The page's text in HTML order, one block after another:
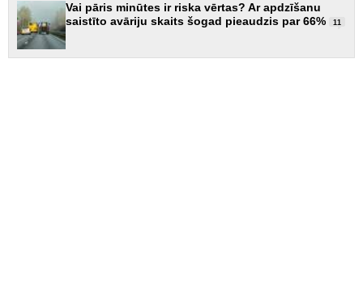
Vai pāris minūtes ir riska vērtas? Ar apdzīšanu
saistīto avāriju skaits šogad pieaudzis par 66%
11